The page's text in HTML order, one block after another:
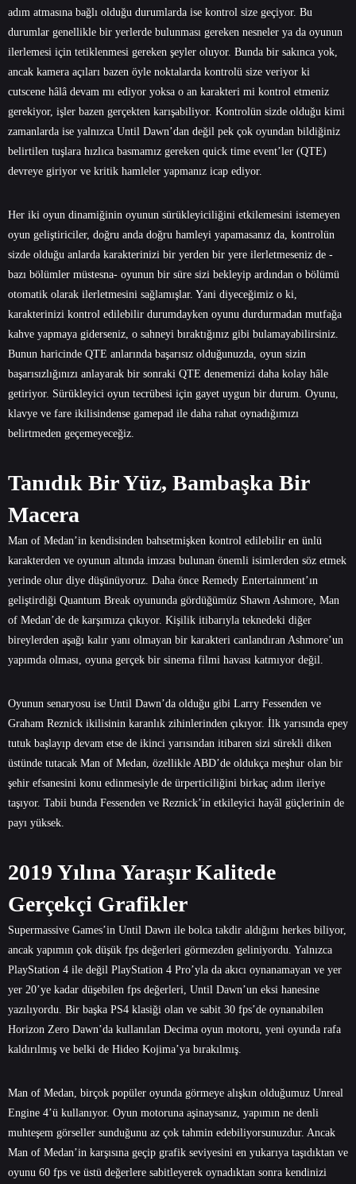
adım atmasına bağlı olduğu durumlarda ise kontrol size geçiyor. Bu
durumlar genellikle bir yerlerde bulunması gereken nesneler ya da oyunun
ilerlemesi için tetiklenmesi gereken şeyler oluyor. Bunda bir sakınca yok,
ancak kamera açıları bazen öyle noktalarda kontrolü size veriyor ki
cutscene hâlâ devam mı ediyor yoksa o an karakteri mi kontrol etmeniz
gerekiyor, işler bazen gerçekten karışabiliyor. Kontrolün sizde olduğu kimi
zamanlarda ise yalnızca Until Dawn’dan değil pek çok oyundan bildiğiniz
belirtilen tuşlara hızlıca basmamız gereken quick time event’ler (QTE)
devreye giriyor ve kritik hamleler yapmanız icap ediyor.
Her iki oyun dinamiğinin oyunun sürükleyiciliğini etkilemesini istemeyen
oyun geliştiriciler, doğru anda doğru hamleyi yapamasanız da, kontrolün
sizde olduğu anlarda karakterinizi bir yerden bir yere ilerletmeseniz de -
bazı bölümler müstesna- oyunun bir süre sizi bekleyip ardından o bölümü
otomatik olarak ilerletmesini sağlamışlar. Yani diyeceğimiz o ki,
karakterinizi kontrol edilebilir durumdayken oyunu durdurmadan mutfağa
kahve yapmaya giderseniz, o sahneyi bıraktığınız gibi bulamayabilirsiniz.
Bunun haricinde QTE anlarında başarısız olduğunuzda, oyun sizin
başarısızlığınızı anlayarak bir sonraki QTE denemenizi daha kolay hâle
getiriyor. Sürükleyici oyun tecrübesi için gayet uygun bir durum. Oyunu,
klavye ve fare ikilisindense gamepad ile daha rahat oynadığımızı
belirtmeden geçemeyeceğiz.
Tanıdık Bir Yüz, Bambaşka Bir
Macera
Man of Medan’in kendisinden bahsetmişken kontrol edilebilir en ünlü
karakterden ve oyunun altında imzası bulunan önemli isimlerden söz etmek
yerinde olur diye düşünüyoruz. Daha önce Remedy Entertainment’ın
geliştirdiği Quantum Break oyununda gördüğümüz Shawn Ashmore, Man
of Medan’de de karşımıza çıkıyor. Kişilik itibarıyla teknedeki diğer
bireylerden aşağı kalır yanı olmayan bir karakteri canlandıran Ashmore’un
yapımda olması, oyuna gerçek bir sinema filmi havası katmıyor değil.
Oyunun senaryosu ise Until Dawn’da olduğu gibi Larry Fessenden ve
Graham Reznick ikilisinin karanlık zihinlerinden çıkıyor. İlk yarısında epey
tutuk başlayıp devam etse de ikinci yarısından itibaren sizi sürekli diken
üstünde tutacak Man of Medan, özellikle ABD’de oldukça meşhur olan bir
şehir efsanesini konu edinmesiyle de ürperticiliğini birkaç adım ileriye
taşıyor. Tabii bunda Fessenden ve Reznick’in etkileyici hayâl güçlerinin de
payı yüksek.
2019 Yılına Yaraşır Kalitede
Gerçekçi Grafikler
Supermassive Games’in Until Dawn ile bolca takdir aldığını herkes biliyor,
ancak yapımın çok düşük fps değerleri görmezden geliniyordu. Yalnızca
PlayStation 4 ile değil PlayStation 4 Pro’yla da akıcı oynanamayan ve yer
yer 20’ye kadar düşebilen fps değerleri, Until Dawn’un eksi hanesine
yazılıyordu. Bir başka PS4 klasiği olan ve sabit 30 fps’de oynanabilen
Horizon Zero Dawn’da kullanılan Decima oyun motoru, yeni oyunda rafa
kaldırılmış ve belki de Hideo Kojima’ya bırakılmış.
Man of Medan, birçok popüler oyunda görmeye alışkın olduğumuz Unreal
Engine 4’ü kullanıyor. Oyun motoruna aşinaysanız, yapımın ne denli
muhteşem görseller sunduğunu az çok tahmin edebiliyorsunuzdur. Ancak
Man of Medan’in karşısına geçip grafik seviyesini en yukarıya taşıdıktan ve
oyunu 60 fps ve üstü değerlere sabitleyerek oynadıktan sonra kendinizi